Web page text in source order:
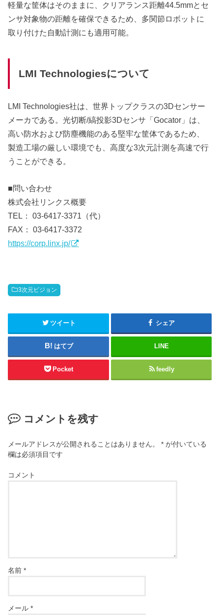
軽量な筐体はそのままに、クリアランス距離44.5mmとセ
ンサ対象物の距離を確保できるため、多関節ロボットに
取り付けた自動計測にも適用可能。
LMI Technologiesについて
LMI Technologies社は、世界トップクラスの3Dセンサー
メーカである。光切断/縞投影3Dセンサ「Gocator」は、
高い防水および防塵機能のある堅牢な筐体であるため、
製造工場の厳しい環境でも、高度な3次元計測を高速で行
うことができる。
■問い合わせ
株式会社リンクス概要
TEL： 03-6417-3371（代）
FAX： 03-6417-3372
https://corp.linx.jp/
3次元ビジョン
ツイート シェア
はてブ LINE
Pocket feedly
コメントを残す
メールアドレスが公開されることはありません。 * が付いている
欄は必須項目です
コメント
名前*
メール*